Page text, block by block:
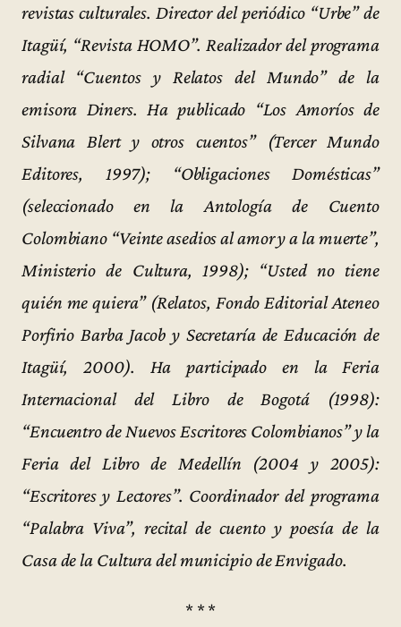
revistas culturales. Director del periódico “Urbe” de
Itagüí, “Revista HOMO”. Realizador del programa
radial “Cuentos y Relatos del Mundo” de la
emisora Diners. Ha publicado “Los Amoríos de
Silvana Blert y otros cuentos” (Tercer Mundo
Editores, 1997); “Obligaciones Domésticas”
(seleccionado en la Antología de Cuento
Colombiano “Veinte asedios al amor y a la muerte”,
Ministerio de Cultura, 1998); “Usted no tiene
quién me quiera” (Relatos, Fondo Editorial Ateneo
Porfirio Barba Jacob y Secretaría de Educación de
Itagüí, 2000). Ha participado en la Feria
Internacional del Libro de Bogotá (1998):
“Encuentro de Nuevos Escritores Colombianos” y la
Feria del Libro de Medellín (2004 y 2005):
“Escritores y Lectores”. Coordinador del programa
“Palabra Viva”, recital de cuento y poesía de la
Casa de la Cultura del municipio de Envigado.
* * *